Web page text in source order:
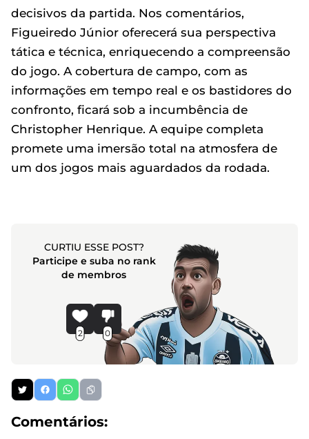
decisivos da partida. Nos comentários,
Figueiredo Júnior oferecerá sua perspectiva
tática e técnica, enriquecendo a compreensão
do jogo. A cobertura de campo, com as
informações em tempo real e os bastidores do
confronto, ficará sob a incumbência de
Christopher Henrique. A equipe completa
promete uma imersão total na atmosfera de
um dos jogos mais aguardados da rodada.
CURTIU ESSE POST?
Participe e suba no rank
de membros
2 0
Comentários: